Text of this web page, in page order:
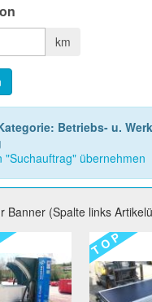
km
Betriebs- u.
"Suchauftrag" übernehmen
Banner (Spalte links
T O P